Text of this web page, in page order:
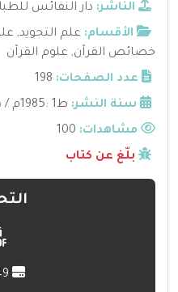
الناشر: دار النفائس
الأقسام: علم التجويد,
خصائص القرآن, علوم القرآن
عدد الصفحات: 198
سنة النشر: ط1 :1985م / ط2: 1987م
مشاهدات:
بلّغ عن كتاب